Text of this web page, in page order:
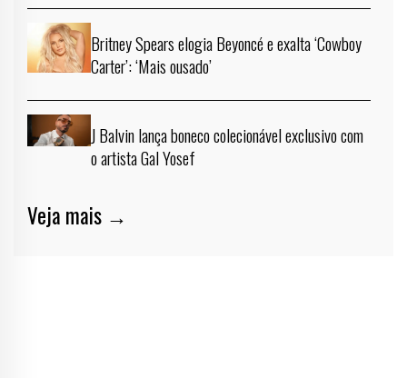
Britney Spears elogia Beyoncé e exalta ‘Cowboy
Carter’: ‘Mais ousado’
J Balvin lança boneco colecionável exclusivo com
o artista Gal Yosef
Veja mais →